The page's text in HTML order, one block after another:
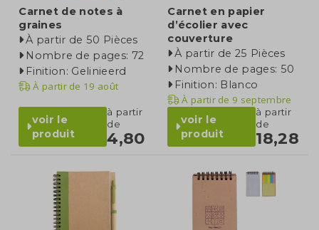
Carnet de notes à
graines
À partir de 50 Pièces
Nombre de pages: 72
Finition: Gelinieerd
À partir de 19 août
voir le
produit
à partir
de
4,80
Carnet en papier
d’écolier avec
couverture
À partir de 25 Pièces
Nombre de pages: 50
Finition: Blanco
À partir de 9 septembre
voir le
produit
à partir
de
18,28